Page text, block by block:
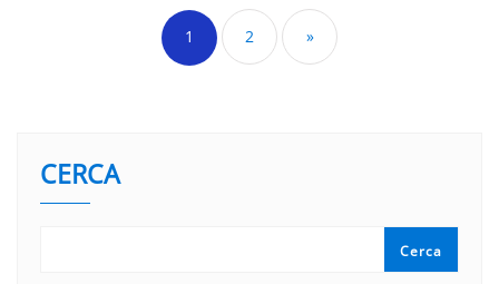
degli
articoli
1 2 »
CERCA
Cerca